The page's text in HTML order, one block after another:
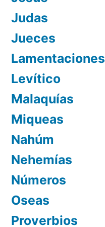
Judas
Jueces
Lamentaciones
Levítico
Malaquías
Miqueas
Nahúm
Nehemías
Números
Oseas
Proverbios